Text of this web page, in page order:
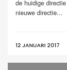
de huidige
nieuwe directie...
12 JANUARI 2017